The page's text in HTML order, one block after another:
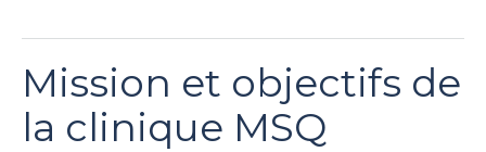
Mission et objectifs de
la clinique MSQ